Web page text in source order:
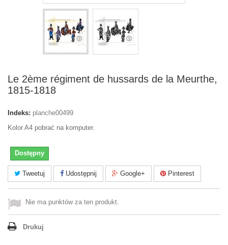
Le 2ème régiment de hussards de la Meurthe,
1815-1818
Indeks: planche00499
Kolor A4 pobrać na komputer.
Dostępny
Tweetuj Udostępnij Google+ Pinterest
Nie ma punktów za ten produkt.
Drukuj